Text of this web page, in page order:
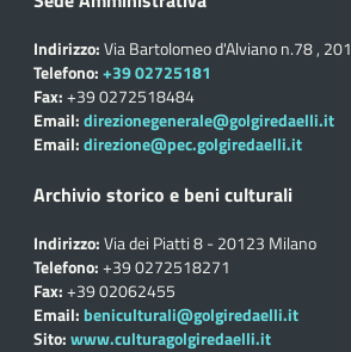
Indirizzo:Via Bartolomeo d'Alviano n.78 ,
Telefono:+39 02725181
Fax:+39 0272518484
Email:direzionegenerale@golgiredaelli.it
Email:direzione@pec.golgiredaelli.it
Archivio storico e beni culturali
Indirizzo:Via dei Piatti 8 - 20123 Milano
Telefono:+39 0272518271
Fax:+39 02062455
Email: beniculturali@golgiredaelli.it
Sito:www.culturagolgiredaelli.it